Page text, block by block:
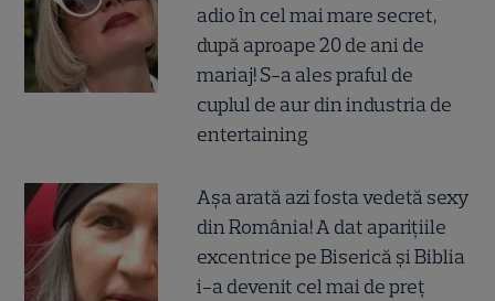
adio în cel mai mare secret,
după aproape 20 de ani de
mariaj! S-a ales praful de
cuplul de aur din industria de
entertaining
Așa arată azi fosta vedetă sexy
din România! A dat aparițiile
excentrice pe Biserică și Biblia
i-a devenit cel mai de preț